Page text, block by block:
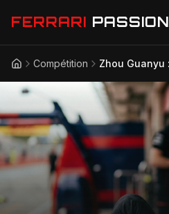
FERRARI PASSION
Actualités
Modèles
Compétition
Technologie
Lifestyle
AccueilCompétition